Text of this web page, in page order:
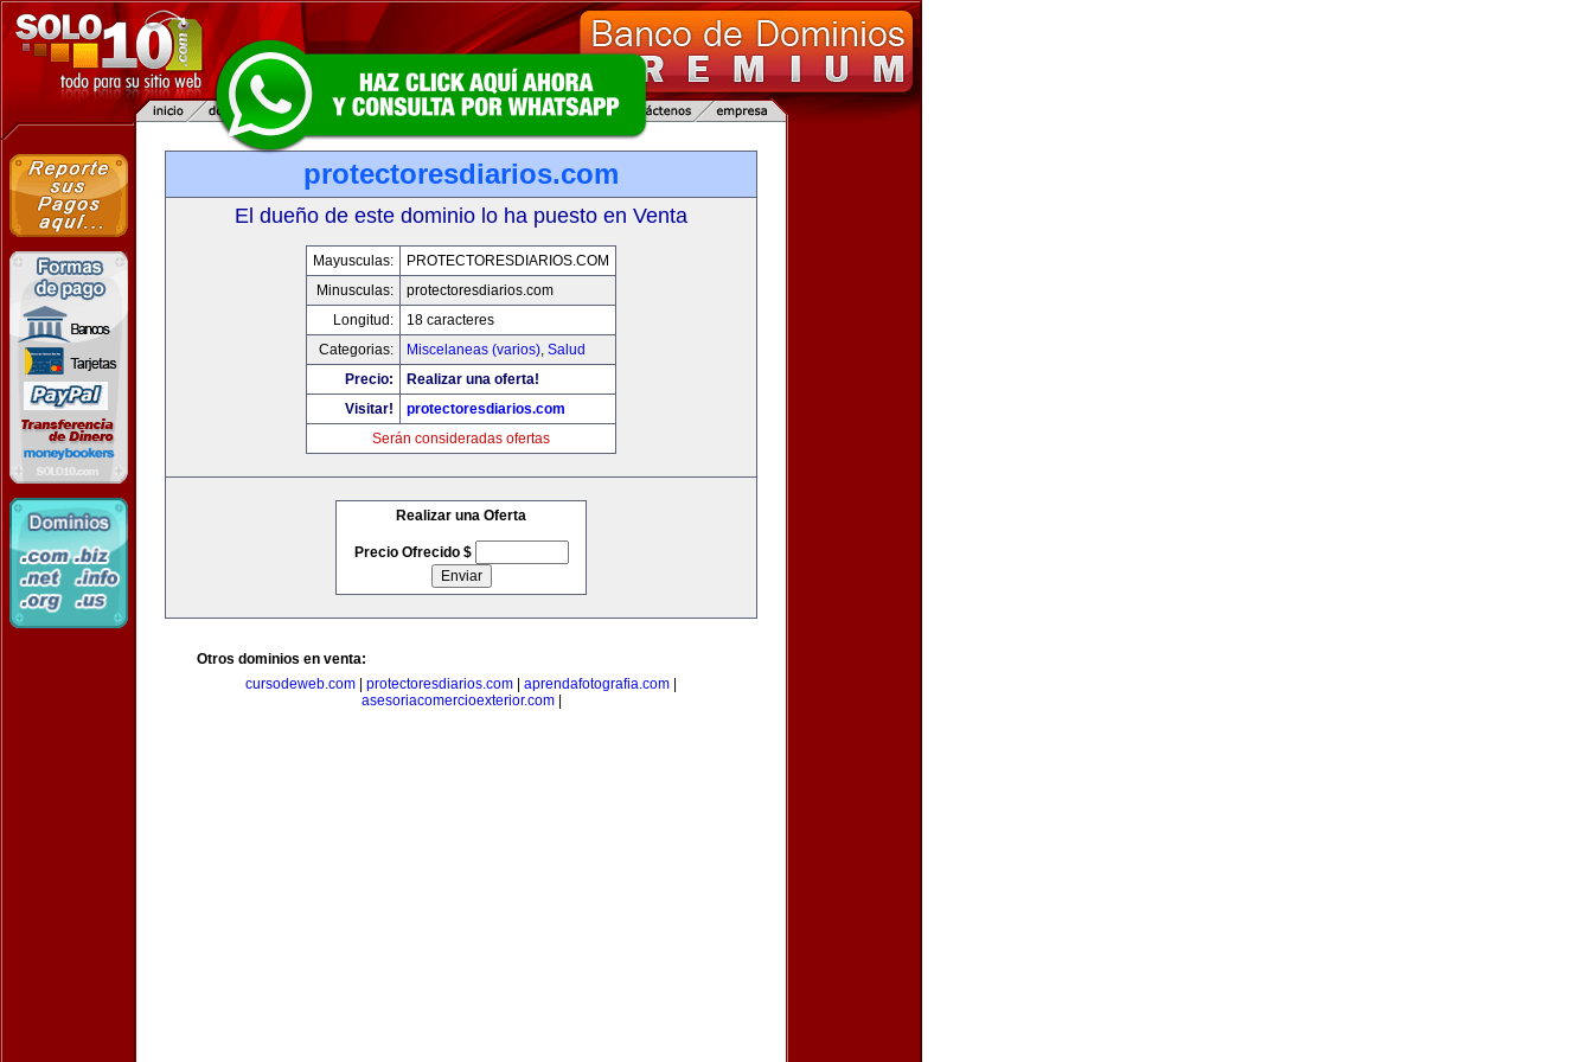
protectoresdiarios.com
El dueño de este dominio lo ha puesto en Venta
Mayusculas:
PROTECTORESDIARIOS.COM
Minusculas:
protectoresdiarios.com
Longitud:
18 caracteres
Categorias:
Miscelaneas (varios), Salud
Precio:
Realizar una oferta!
Visitar!
protectoresdiarios.com
Serán consideradas ofertas
Realizar una Oferta
Precio Ofrecido $
Otros dominios en venta:
cursodeweb.com
protectoresdiarios.com aprendafotografia.com
asesoriacomercioexterior.com|